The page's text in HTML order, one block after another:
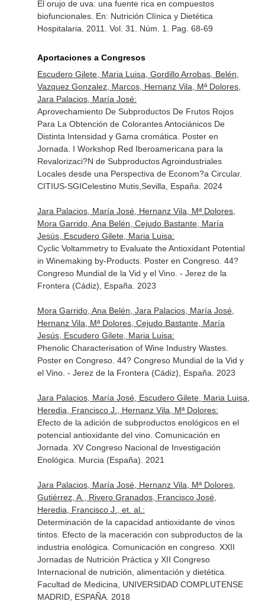
El orujo de uva: una fuente rica en compuestos
biofuncionales. En: Nutrición Clínica y Dietética
Hospitalaria . 2011. Vol. 31. Núm. 1. Pag. 68-69
Aportaciones a Congresos
Escudero Gilete, Maria Luisa, Gordillo Arrobas, Belén,
Vazquez Gonzalez, Marcos, Hernanz Vila, Mª Dolores,
Jara Palacios, María José:
Aprovechamiento De Subproductos De Frutos Rojos
Para La Obtención de Colorantes Antociánicos De
Distinta Intensidad y Gama cromática. Poster en
Jornada. I Workshop Red Iberoamericana para la
Revalorizaci?N de Subproductos Agroindustriales
Locales desde una Perspectiva de Econom?a Circular.
CITIUS-SGICelestino Mutis,Sevilla, España. 2024
Jara Palacios, María José, Hernanz Vila, Mª Dolores,
Mora Garrido, Ana Belén, Cejudo Bastante, María
Jesús, Escudero Gilete, Maria Luisa:
Cyclic Voltammetry to Evaluate the Antioxidant Potential
in Winemaking by-Products. Poster en Congreso. 44?
Congreso Mundial de la Vid y el Vino. - Jerez de la
Frontera (Cádiz), España. 2023
Mora Garrido, Ana Belén, Jara Palacios, María José,
Hernanz Vila, Mª Dolores, Cejudo Bastante, María
Jesús, Escudero Gilete, Maria Luisa:
Phenolic Characterisation of Wine Industry Wastes.
Poster en Congreso. 44? Congreso Mundial de la Vid y
el Vino. - Jerez de la Frontera (Cádiz), España. 2023
Jara Palacios, María José, Escudero Gilete, Maria Luisa,
Heredia, Francisco J., Hernanz Vila, Mª Dolores:
Efecto de la adición de subproductos enológicos en el
potencial antioxidante del vino. Comunicación en
Jornada. XV Congreso Nacional de Investigación
Enológica. Murcia (España). 2021
Jara Palacios, María José, Hernanz Vila, Mª Dolores,
Gutiérrez, A., Rivero Granados, Francisco José,
Heredia, Francisco J., et. al.:
Determinación de la capacidad antioxidante de vinos
tintos. Efecto de la maceración con subproductos de la
industria enológica. Comunicación en congreso. XXII
Jornadas de Nutrición Práctica y XII Congreso
Internacional de nutrición, alimentación y dietética.
Facultad de Medicina, UNIVERSIDAD COMPLUTENSE
MADRID, ESPAÑA. 2018